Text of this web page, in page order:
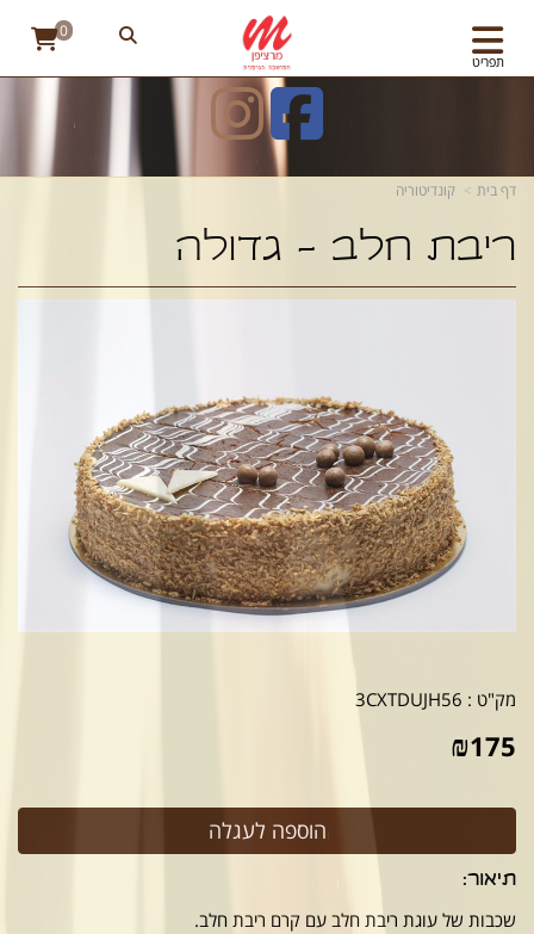
תפריט
0
דף בית קונדיטוריה
ריבת חלב - גדולה
מק"ט : 3CXTDUJH56
₪175
תיאור:
שכבות של עוגת ריבת חלב עם קרם ריבת חלב.